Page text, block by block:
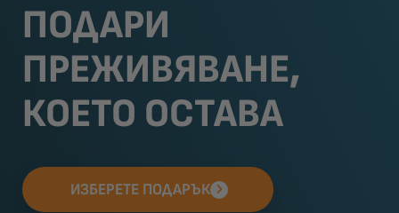
ПОДАРИ
ПРЕЖИВЯВАНЕ,
КОЕТО ОСТАВА
ИЗБЕРЕТЕ ПОДАРЪК